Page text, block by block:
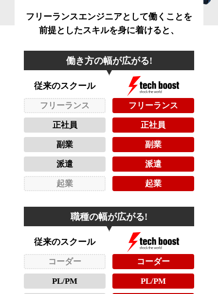
フリーランスエンジニアとして働くことを
前提としたスキルを身に着けると、
働き方の幅が広がる!
従来のスクール
フリーランス
正社員
副業
派遣
起業
フリーランス
正社員
副業
派遣
起業
職種の幅が広がる!
従来のスクール
コーダー
PL/PM
コーダー
PL/PM